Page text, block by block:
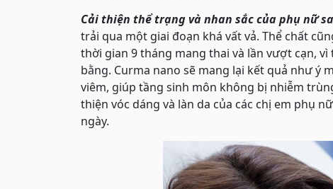
Cải thiện thể trạng và nhan sắc của phụ nữ
trải qua một giai đoạn khá vất vả. Thể chất
thời gian 9 tháng mang thai và lần vượt cạn,
bằng. Curma nano sẽ mang lại kết quả như ý
viêm, giúp tầng sinh môn không bị nhiễm
thiện vóc dáng và làn da của các chị em phụ
ngày.